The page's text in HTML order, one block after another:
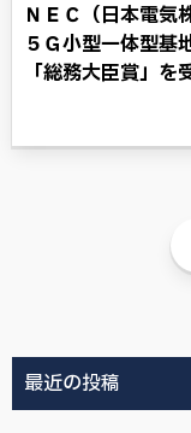
ＮＥＣ（日本電気
５Ｇ小型一体型
「総務大臣賞」を
最近の投稿